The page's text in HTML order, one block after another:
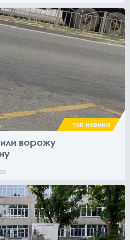
топ новина
ворожу